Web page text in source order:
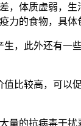
体质虚弱，
力的食物，具体
此外还有一
较高，可以
的抗病毒干扰